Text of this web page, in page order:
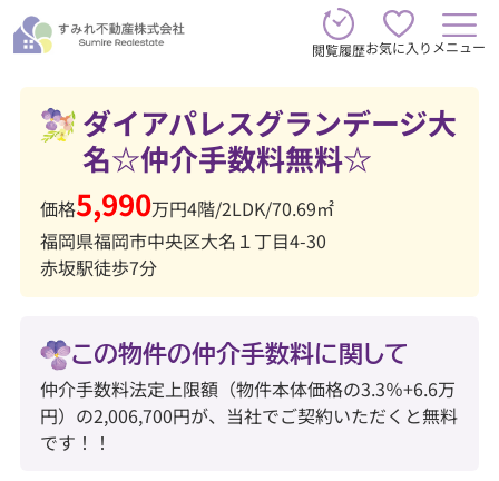
閲覧履歴お気に入り メニュー
ダイアパレスグランデージ大
名☆仲介手数料無料☆
価格5,990万円4階/2LDK/70.69㎡
福岡県福岡市中央区大名１丁目4-30
赤坂駅徒歩7分
この物件の仲介手数料に関して
仲介手数料法定上限額（物件本体価格の3.3％+6.6万
円）の2,006,700円が、当社でご契約いただくと無料
です！！